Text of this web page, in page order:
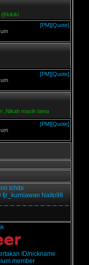
[PM][Quote]
[PM][Quote]
,Nikah masih lama
[PM][Quote]
Ichibi
fjr_kurniawan Naito98
ID/nickname
member